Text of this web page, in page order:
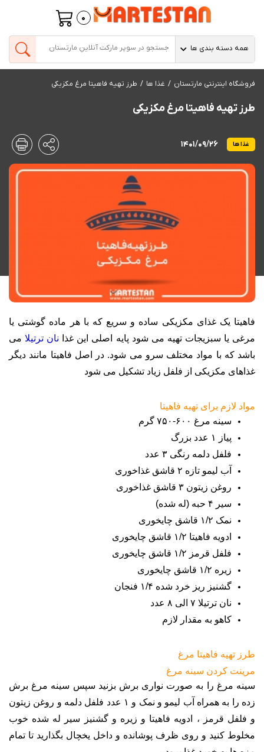
0
همه دسته بندی ها
فروشگاه اینترنتی مارتستان غذا ها طرز تهیه فاهیتا مرغ مکزیکی
طرز تهیه فاهیتا مرغ مکزیکی
غذا ها 1401/09/26
فاهیتا یک غذای مکزیکی ساده و سریع که با هر ماده گوشتی یا
مرغی یا سبزیجات تهیه می شود پایه اصلی این غذا نان ترتیلامی
باشد که با مواد مختلف سرو می شود. در اصل فاهیتا مانند دیگر
غذاهای مکزیکی از فلفل زیاد تشکیل می شود
مواد لازم برای تهیه فاهیتا
سینه مرغ ۶۰۰-۷۵۰ گرم
پیاز ۱ عدد بزرگ
فلفل دلمه رنگی ۳ عدد
آب لیمو تازه ۲ قاشق غذاخوری
روغن زیتون ۳ قاشق غذاخوری
سیر ۴ حبه (له شده)
نمک ۱/۲ قاشق چایخوری
ادویه فاهیتا ۱/۲ قاشق چایخوری
فلفل قرمز ۱/۲ قاشق چایخوری
زیره ۱/۲ قاشق چایخوری
گشنیز ریز خرد شده ۱/۴ فنجان
نان ترتیلا ۷ الی ۸ عدد
کاهو به مقدار لازم
طرز تهیه فاهیتا مرغ
مرینت کردن سینه مرغ
سینه مرغ را به صورت نواری برش بزنید سپس سینه مرغ برش
زده را به همراه آب لیمو و نمک و ۱ عدد فلفل دلمه و روغن زیتون
و فلفل قرمز ، ادویه فاهیتا و زیره و گشنیز سیر له شده خوب
مخلوط کنید و روی ظرف پوشانده و داخل یخچال بگذارید تا تمام